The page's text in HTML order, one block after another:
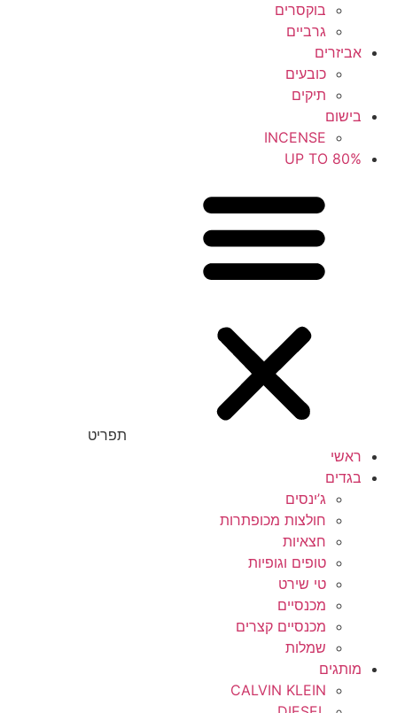
בוקסרים
גרביים
אביזרים
כובעים
תיקים
בישום
INCENSE
UP TO 80%
תפריט
ראשי
בגדים
ג’ינסים
חולצות מכופתרות
חצאיות
טופים וגופיות
טי שירט
מכנסיים
מכנסיים קצרים
שמלות
מותגים
CALVIN KLEIN